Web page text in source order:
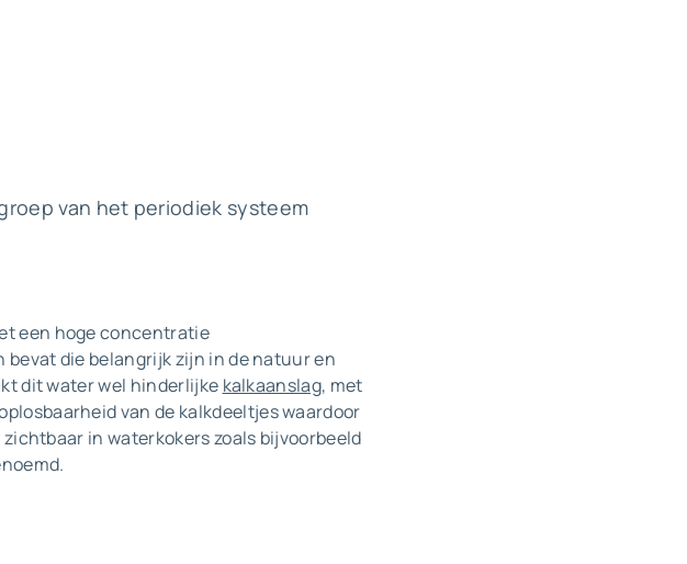
van het periodiek systeem
een hoge concentratie
die belangrijk zijn in de natuur en
dit water wel hinderlijke kalkaanslag, met
van de kalkdeeltjes waardoor
in waterkokers zoals bijvoorbeeld